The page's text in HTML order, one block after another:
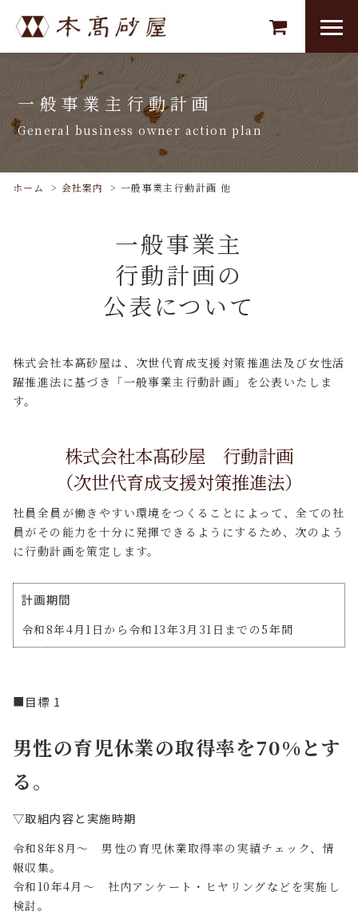
一般事業主行動計画
General business owner action plan
ホーム > 会社案内 > 一般事業主行動計画 他
一般事業主
行動計画の
公表について
株式会社本髙砂屋は、次世代育成支援対策推進法及び女性活
躍推進法に基づき「一般事業主行動計画」を公表いたしま
す。
株式会社本髙砂屋 行動計画
（次世代育成支援対策推進法）
社員全員が働きやすい環境をつくることによって、全ての社
員がその能力を十分に発揮できるようにするため、次のよう
に行動計画を策定します。
計画期間
令和8年4月1日から令和13年3月31日までの5年間
■目標 1
男性の育児休業の取得率を70%とす
る。
▽取組内容と実施時期
令和8年8月～ 男性の育児休業取得率の実績チェック、情
報収集。
令和10年4月～ 社内アンケート・ヒヤリングなどを実施し
検討。